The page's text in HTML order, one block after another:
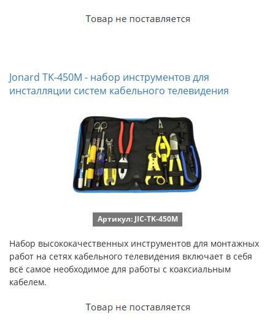
Jonard TK-450M - набор инструментов для
инсталляции систем кабельного телевидения
Артикул: JIC-TK-450M
Набор высококачественных инструментов для монтажных
работ на сетях кабельного телевидения включает в себя
всё самое необходимое для работы с коаксиальным
кабелем.